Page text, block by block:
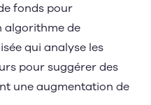
fonds pour
algorithme de
qui analyse les
pour suggérer des
une augmentation de